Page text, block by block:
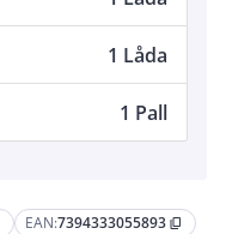
EAN:7394333055893 content_copy
1 Låda
1 Pall